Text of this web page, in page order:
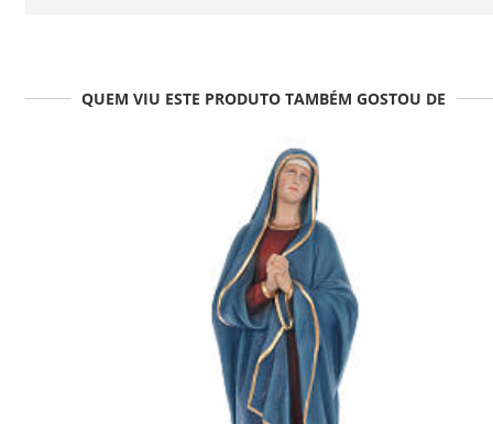
QUEM VIU ESTE PRODUTO TAMBÉM GOSTOU DE